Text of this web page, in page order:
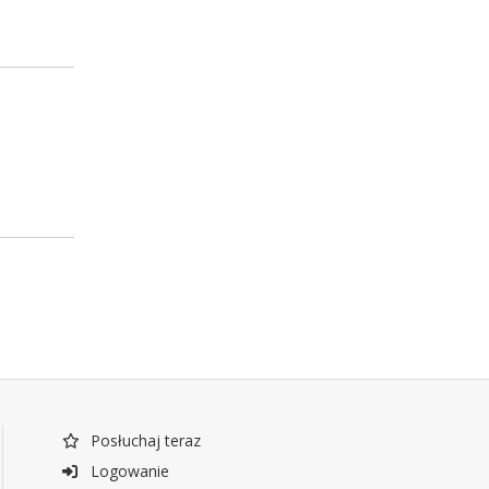
Posłuchaj teraz
Logowanie